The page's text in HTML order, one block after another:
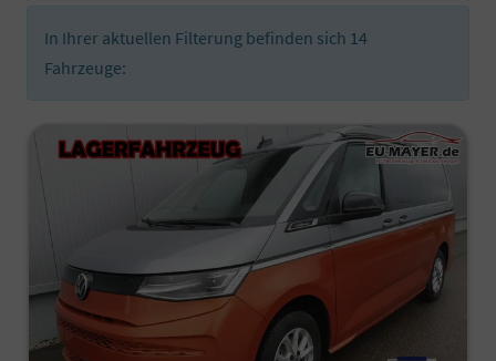
In Ihrer aktuellen Filterung befinden sich 14
Fahrzeuge: